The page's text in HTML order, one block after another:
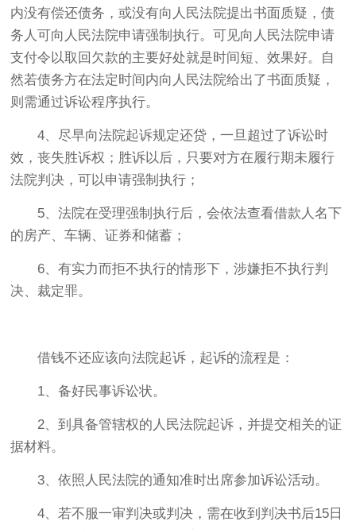
内没有偿还债务，或没有向人民法院提出书面质疑，债
务人可向人民法院申请强制执行。可见向人民法院申请
支付令以取回欠款的主要好处就是时间短、效果好。自
然若债务方在法定时间内向人民法院给出了书面质疑，
则需通过诉讼程序执行。
4、尽早向法院起诉规定还贷，一旦超过了诉讼时
效，丧失胜诉权；胜诉以后，只要对方在履行期未履行
法院判决，可以申请强制执行；
5、法院在受理强制执行后，会依法查看借款人名下
的房产、车辆、证券和储蓄；
6、有实力而拒不执行的情形下，涉嫌拒不执行判
决、裁定罪。
借钱不还应该向法院起诉，起诉的流程是：
1、备好民事诉讼状。
2、到具备管辖权的人民法院起诉，并提交相关的证
据材料。
3、依照人民法院的通知准时出席参加诉讼活动。
4、若不服一审判决或判决，需在收到判决书后15日